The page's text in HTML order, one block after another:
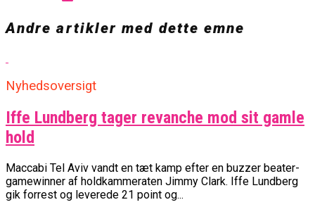
Andre artikler med dette emne
Nyhedsoversigt
Iffe Lundberg tager revanche mod sit gamle
hold
Maccabi Tel Aviv vandt en tæt kamp efter en buzzer beater-
gamewinner af holdkammeraten Jimmy Clark. Iffe Lundberg
gik forrest og leverede 21 point og...